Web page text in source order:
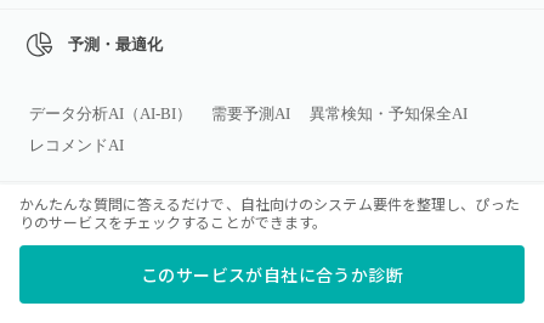
予測・最適化
データ分析AI（AI‑BI） 需要予測AI
異常検知・予知保全AI
レコメンドAI
営業・マーケティング
コールセンター会話解析AI 広告バナー生成AI
商談解析AI
かんたんな質問に答えるだけで、自社向けのシステム要件を整理し、ぴった
りのサービスをチェックすることができます。
このサービスが自社に合うか診断